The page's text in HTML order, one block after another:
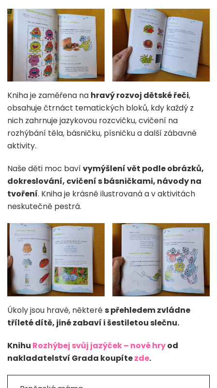
Kniha je zaměřena na hravý rozvoj dětské řeči,
obsahuje čtrnáct tematických bloků, kdy každý z
nich zahrnuje jazykovou rozcvičku, cvičení na
rozhýbání těla, básničku, písničku a další zábavné
aktivity.
Naše děti moc bavívymýšlení vět podle obrázků,
dokreslování, cvičení s básničkami, návody na
tvoření. Kniha je krásně ilustrovaná a v aktivitách
neskutečně pestrá.
Úkoly jsou hravé, některés přehledem zvládne
tříleté dítě, jiné zabaví i šestiletou slečnu.
Knihu Rozhýbej svůj jazýček – nové hryod
nakladatelství Grada koupítezde.